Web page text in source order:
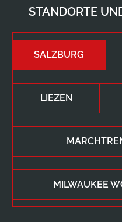
STANDORTE
SALZBURG
LIEZEN
MILWAUKEE